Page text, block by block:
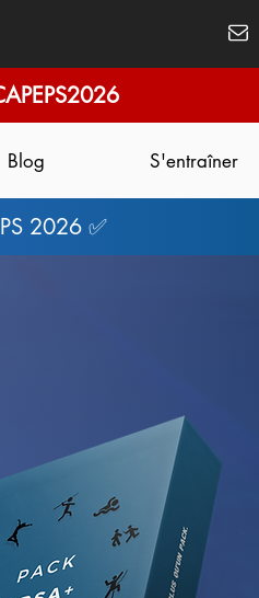
Blog S'entraîner
2026 ✅